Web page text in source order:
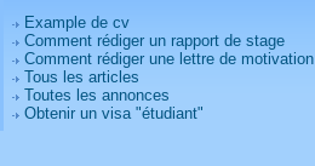
Example de cv
Comment rédiger un rapport de stage
Comment rédiger une lettre de motivation
Tous les articles
Toutes les annonces
Obtenir un visa "étudiant"